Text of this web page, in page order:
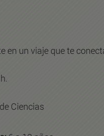
en un viaje que te
Ciencias